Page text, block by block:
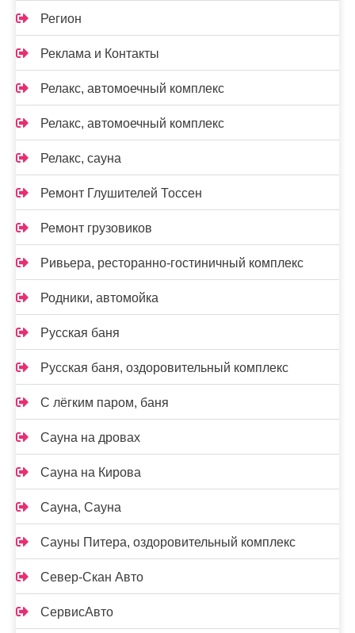
Регион
Реклама и Контакты
Релакс, автомоечный комплекс
Релакс, автомоечный комплекс
Релакс, сауна
Ремонт Глушителей Тоссен
Ремонт грузовиков
Ривьера, ресторанно-гостиничный комплекс
Родники, автомойка
Русская баня
Русская баня, оздоровительный комплекс
С лёгким паром, баня
Сауна на дровах
Сауна на Кирова
Сауна, Сауна
Сауны Питера, оздоровительный комплекс
Север-Скан Авто
СервисАвто